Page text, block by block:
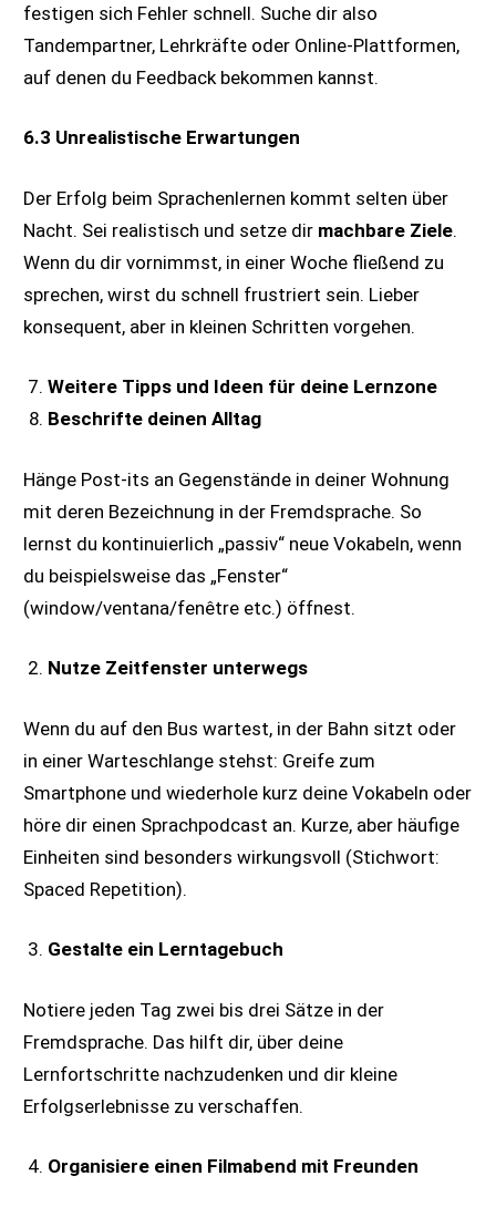
festigen sich Fehler schnell. Suche dir also
Tandempartner, Lehrkräfte oder Online-Plattformen,
auf denen du Feedback bekommen kannst.
6.3 Unrealistische Erwartungen
Der Erfolg beim Sprachenlernen kommt selten über
Nacht. Sei realistisch und setze dir machbare Ziele.
Wenn du dir vornimmst, in einer Woche fließend zu
sprechen, wirst du schnell frustriert sein. Lieber
konsequent, aber in kleinen Schritten vorgehen.
Weitere Tipps und Ideen für deine Lernzone
Beschrifte deinen Alltag
Hänge Post-its an Gegenstände in deiner Wohnung
mit deren Bezeichnung in der Fremdsprache. So
lernst du kontinuierlich „passiv“ neue Vokabeln, wenn
du beispielsweise das „Fenster“
(window/ventana/fenêtre etc.) öffnest.
Nutze Zeitfenster unterwegs
Wenn du auf den Bus wartest, in der Bahn sitzt oder
in einer Warteschlange stehst: Greife zum
Smartphone und wiederhole kurz deine Vokabeln oder
höre dir einen Sprachpodcast an. Kurze, aber häufige
Einheiten sind besonders wirkungsvoll (Stichwort:
Spaced Repetition).
Gestalte ein Lerntagebuch
Notiere jeden Tag zwei bis drei Sätze in der
Fremdsprache. Das hilft dir, über deine
Lernfortschritte nachzudenken und dir kleine
Erfolgserlebnisse zu verschaffen.
Organisiere einen Filmabend mit Freunden